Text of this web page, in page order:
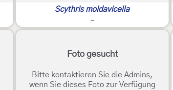
Scythris moldavicella
-
Foto gesucht
Bitte kontaktieren Sie die Admins,
wenn Sie dieses Foto zur Verfügung